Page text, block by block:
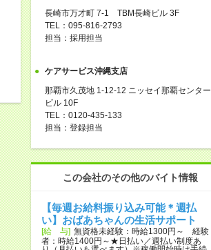
長崎市万才町 7-1 TBM長崎ビル 3F
TEL：095-816-2793
担当：採用担当
ケアサービス沖縄支店
那覇市久茂地 1-12-12 ニッセイ那覇センター
ビル 10F
TEL：0120-435-133
担当：登録担当
この会社のその他のバイト情報
【毎週お給料振り込み可能＊週払
い】おばあちゃんの生活サポート
[給 与] 無資格未経験：時給1300円～ 経験
者：時給1400円～★日払い／週払い制度あ